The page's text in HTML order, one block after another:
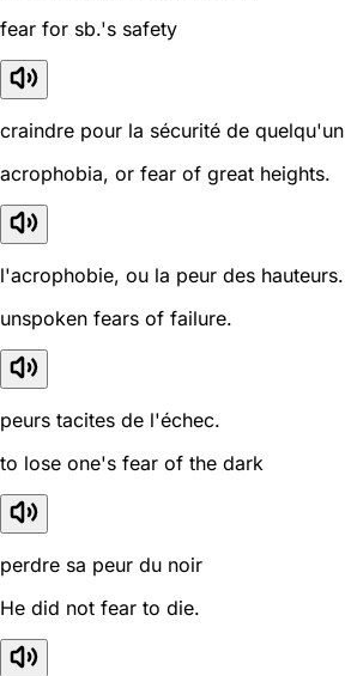
fear for sb.'s safety
craindre pour la sécurité de quelqu'un
acrophobia, or fear of great heights.
l'acrophobie, ou la peur des hauteurs.
unspoken fears of failure.
peurs tacites de l'échec.
to lose one's fear of the dark
perdre sa peur du noir
He did not fear to die.